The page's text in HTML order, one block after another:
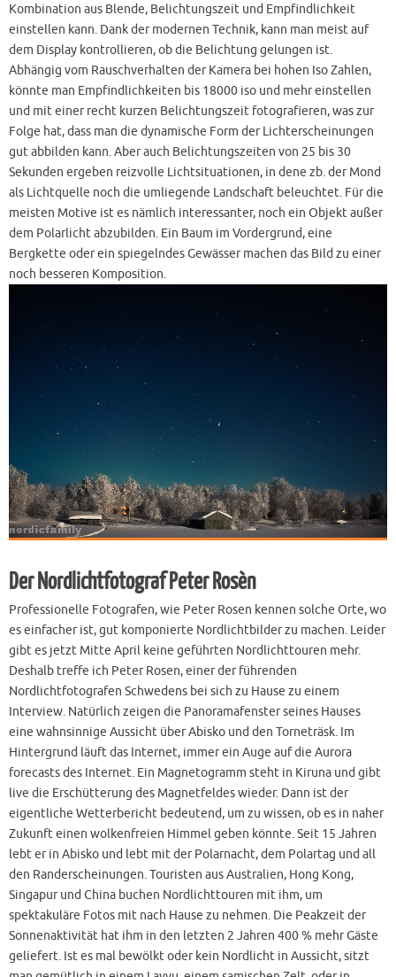
Kombination aus Blende, Belichtungszeit und Empfindlichkeit
einstellen kann. Dank der modernen Technik, kann man meist auf
dem Display kontrollieren, ob die Belichtung gelungen ist.
Abhängig vom Rauschverhalten der Kamera bei hohen Iso Zahlen,
könnte man Empfindlichkeiten bis 18000 iso und mehr einstellen
und mit einer recht kurzen Belichtungszeit fotografieren, was zur
Folge hat, dass man die dynamische Form der Lichterscheinungen
gut abbilden kann. Aber auch Belichtungszeiten von 25 bis 30
Sekunden ergeben reizvolle Lichtsituationen, in dene zb. der Mond
als Lichtquelle noch die umliegende Landschaft beleuchtet. Für die
meisten Motive ist es nämlich interessanter, noch ein Objekt außer
dem Polarlicht abzubilden. Ein Baum im Vordergrund, eine
Bergkette oder ein spiegelndes Gewässer machen das Bild zu einer
noch besseren Komposition.
Der Nordlichtfotograf Peter Rosèn
Professionelle Fotografen, wie Peter Rosen kennen solche Orte, wo
es einfacher ist, gut komponierte Nordlichtbilder zu machen. Leider
gibt es jetzt Mitte April keine geführten Nordlichttouren mehr.
Deshalb treffe ich Peter Rosen, einer der führenden
Nordlichtfotografen Schwedens bei sich zu Hause zu einem
Interview. Natürlich zeigen die Panoramafenster seines Hauses
eine wahnsinnige Aussicht über Abisko und den Torneträsk. Im
Hintergrund läuft das Internet, immer ein Auge auf die Aurora
forecasts des Internet. Ein Magnetogramm steht in Kiruna und gibt
live die Erschütterung des Magnetfeldes wieder. Dann ist der
eigentliche Wetterbericht bedeutend, um zu wissen, ob es in naher
Zukunft einen wolkenfreien Himmel geben könnte. Seit 15 Jahren
lebt er in Abisko und lebt mit der Polarnacht, dem Polartag und all
den Randerscheinungen. Touristen aus Australien, Hong Kong,
Singapur und China buchen Nordlichttouren mit ihm, um
spektakuläre Fotos mit nach Hause zu nehmen. Die Peakzeit der
Sonnenaktivität hat ihm in den letzten 2 Jahren 400 % mehr Gäste
geliefert. Ist es mal bewölkt oder kein Nordlicht in Aussicht, sitzt